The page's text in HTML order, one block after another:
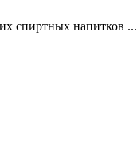
спиртных напитков ...